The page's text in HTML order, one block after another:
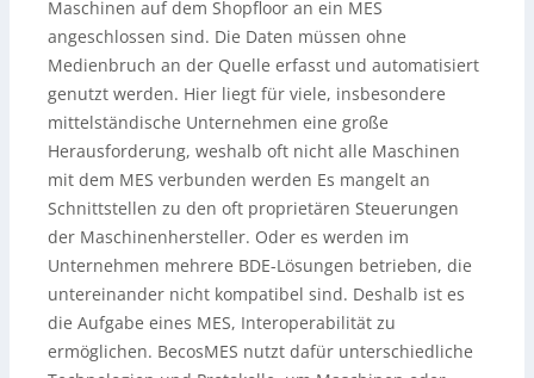
Maschinen auf dem Shopfloor an ein MES
angeschlossen sind. Die Daten müssen ohne
Medienbruch an der Quelle erfasst und automatisiert
genutzt werden. Hier liegt für viele, insbesondere
mittelständische Unternehmen eine große
Herausforderung, weshalb oft nicht alle Maschinen
mit dem MES verbunden werden Es mangelt an
Schnittstellen zu den oft proprietären Steuerungen
der Maschinenhersteller. Oder es werden im
Unternehmen mehrere BDE-Lösungen betrieben, die
untereinander nicht kompatibel sind. Deshalb ist es
die Aufgabe eines MES, Interoperabilität zu
ermöglichen. BecosMES nutzt dafür unterschiedliche